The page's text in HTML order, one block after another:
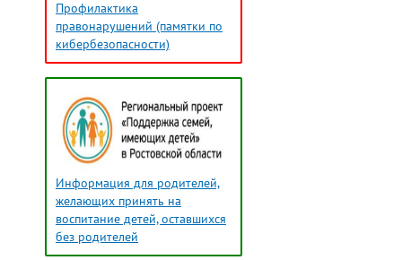
Профилактика
правонарушений (памятки по
кибербезопасности)
Информация для родителей,
желающих принять на
воспитание детей, оставшихся
без родителей